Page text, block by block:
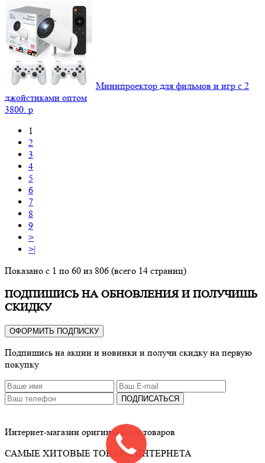
Минипроектор для фильмов и игр с 2
джойстиками оптом
3800. p
1
2
3
4
5
6
7
8
9
>
>|
Показано с 1 по 60 из 806 (всего 14 страниц)
ПОДПИШИСЬ НА ОБНОВЛЕНИЯ И ПОЛУЧИШЬ
СКИДКУ
ОФОРМИТЬ ПОДПИСКУ
Подпишись на акции и новинки и получи скидку на первую
покупку
ПОДПИСАТЬСЯ
Интернет-магазин оригинальных товаров
САМЫЕ ХИТОВЫЕ ТОВАРЫ ИНТЕРНЕТА